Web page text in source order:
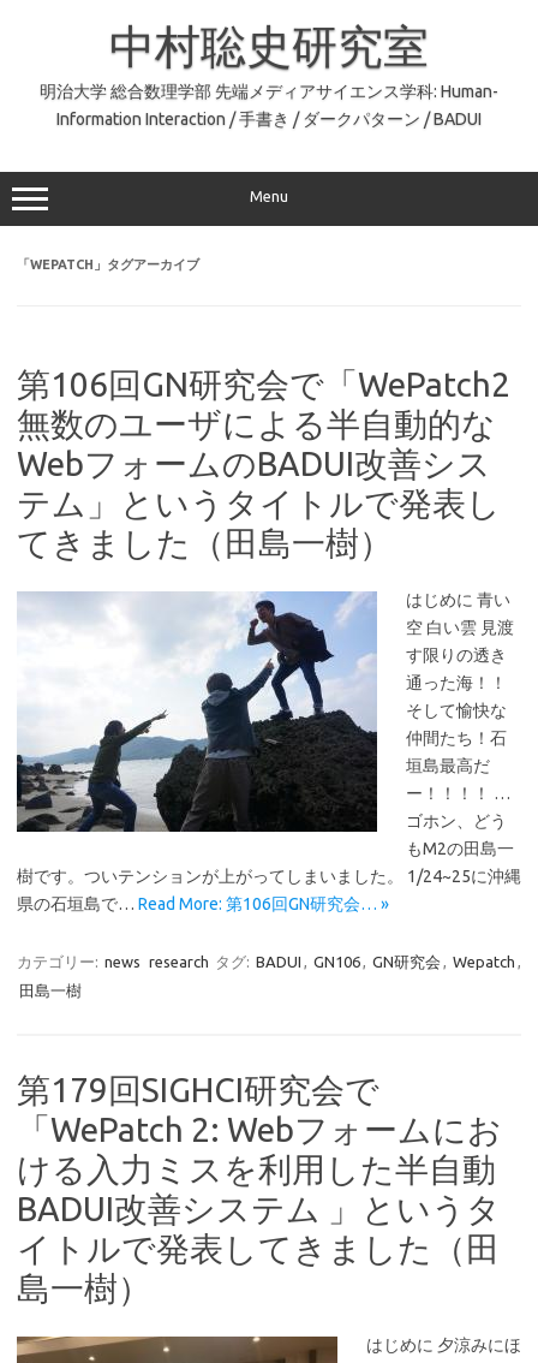
中村聡史研究室
明治大学 総合数理学部 先端メディアサイエンス学科: Human-
Information Interaction / 手書き / ダークパターン / BADUI
Menu
「WEPATCH 」タグアーカイブ
第106回GN研究会で「WePatch2
無数のユーザによる半自動的な
WebフォームのBADUI改善シス
テム」というタイトルで発表し
てきました（田島一樹）
はじめに 青い
空 白い雲 見渡
す限りの透き
通った海！！
そして愉快な
仲間たち！石
垣島最高だ
ー！！！！ …
ゴホン、どう
もM2の田島一
樹です。ついテンションが上がってしまいました。 1/24~25に沖縄
県の石垣島で… Read More: 第106回GN研究会… »
カテゴリー: news research タグ: BADUI , GN106, GN研究会 , Wepatch ,
田島一樹
第179回SIGHCI研究会で
「WePatch 2: Webフォームにお
ける入力ミスを利用した半自動
BADUI改善システム 」というタ
イトルで発表してきました（田
島一樹）
はじめに 夕涼みにほ